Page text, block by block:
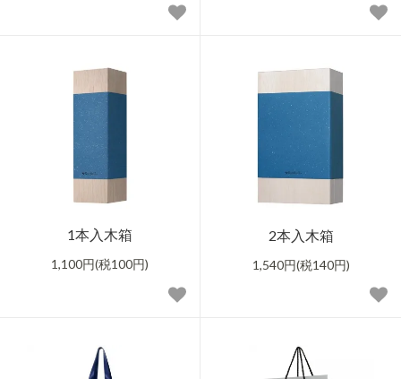
1本入木箱
1,100円(税100円)
2本入木箱
1,540円(税140円)